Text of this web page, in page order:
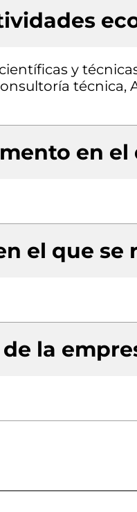
y
técnica,
en el
el que se
la